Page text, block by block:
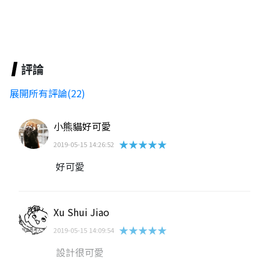
評論
展開所有評論(22)
小熊貓好可愛
2019-05-15 14:26:52
★★★★★
好可愛
Xu Shui Jiao
2019-05-15 14:09:54 ★★★★★
設計很可愛